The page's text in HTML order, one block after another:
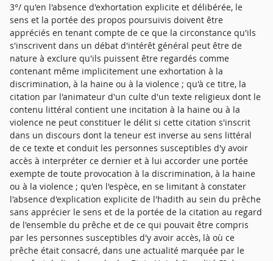
3°/ qu'en l'absence d'exhortation explicite et délibérée, le
sens et la portée des propos poursuivis doivent être
appréciés en tenant compte de ce que la circonstance qu'ils
s'inscrivent dans un débat d'intérêt général peut être de
nature à exclure qu'ils puissent être regardés comme
contenant même implicitement une exhortation à la
discrimination, à la haine ou à la violence ; qu'à ce titre, la
citation par l'animateur d'un culte d'un texte religieux dont le
contenu littéral contient une incitation à la haine ou à la
violence ne peut constituer le délit si cette citation s'inscrit
dans un discours dont la teneur est inverse au sens littéral
de ce texte et conduit les personnes susceptibles d'y avoir
accès à interpréter ce dernier et à lui accorder une portée
exempte de toute provocation à la discrimination, à la haine
ou à la violence ; qu'en l'espèce, en se limitant à constater
l'absence d'explication explicite de l'hadith au sein du prêche
sans apprécier le sens et de la portée de la citation au regard
de l'ensemble du prêche et de ce qui pouvait être compris
par les personnes susceptibles d'y avoir accès, là où ce
prêche était consacré, dans une actualité marquée par le